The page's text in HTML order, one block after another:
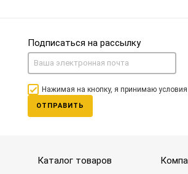
Подписаться на рассылку
Нажимая на кнопку, я принимаю
ОТПРАВИТЬ
Каталог товаров